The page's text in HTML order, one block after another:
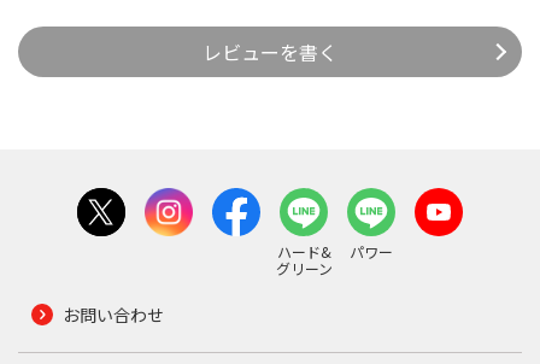
レビューを書く
ハード&
グリーン
パワー
お問い合わせ